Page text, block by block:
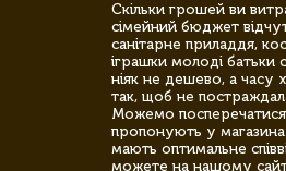
Скільки грошей ви
сімейний бюджет
санітарне приладдя,
іграшки молоді
ніяк не дешево, а часу
так, щоб не
Можемо посперечатися,
пропонують у
мають оптимальне
можете на нашому